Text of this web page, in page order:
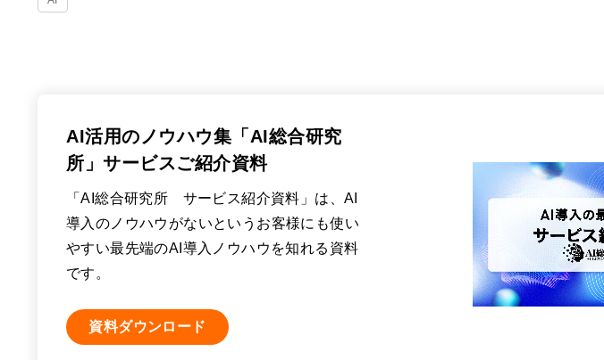
AI活用のノウハウ集「AI総合研究
所」サービスご紹介資料
「AI総合研究所 サービス紹介資料」は、AI
導入のノウハウがないというお客様にも使い
やすい最先端のAI導入ノウハウを知れる資料
です。
資料ダウンロード